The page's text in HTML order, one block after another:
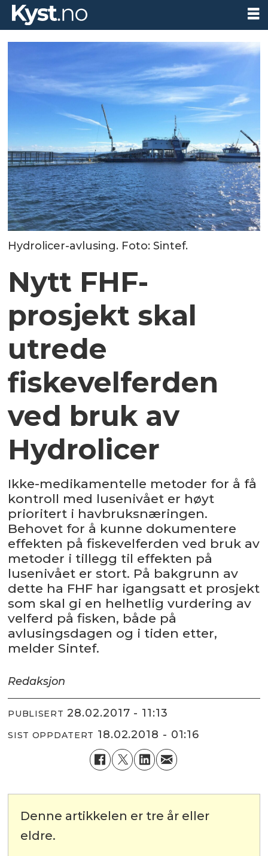
Hydrolicer-avlusing. Foto: Sintef.
Nytt FHF-
prosjekt skal
utrede
fiskevelferden
ved bruk av
Hydrolicer
Ikke-medikamentelle metoder for å få
kontroll med lusenivået er høyt
prioritert i havbruksnæringen.
Behovet for å kunne dokumentere
effekten på fiskevelferden ved bruk av
metoder i tillegg til effekten på
lusenivået er stort. På bakgrunn av
dette ha FHF har igangsatt et prosjekt
som skal gi en helhetlig vurdering av
velferd på fisken, både på
avlusingsdagen og i tiden etter,
melder Sintef.
Redaksjon
PUBLISERT 28.02.2017 - 11:13
SIST OPPDATERT 18.02.2018 - 01:16
Denne artikkelen er tre år eller
eldre.